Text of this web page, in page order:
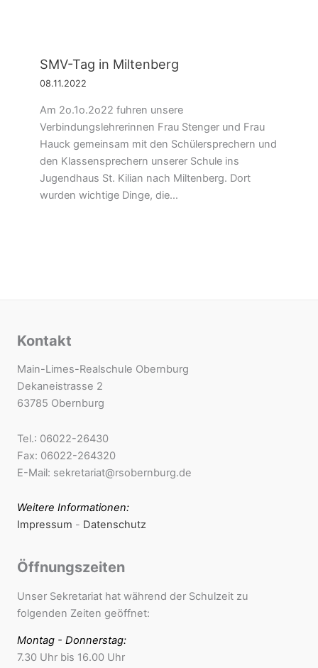
SMV-Tag in Miltenberg
08.11.2022
Am 2o.1o.2o22 fuhren unsere
Verbindungslehrerinnen Frau Stenger und Frau
Hauck gemeinsam mit den Schülersprechern und
den Klassensprechern unserer Schule ins
Jugendhaus St. Kilian nach Miltenberg. Dort
wurden wichtige Dinge, die…
Kontakt
Main-Limes-Realschule Obernburg
Dekaneistrasse 2
63785 Obernburg
Tel.: 06022-26430
Fax: 06022-264320
E-Mail: sekretariat@rsobernburg.de
Weitere Informationen:
Impressum - Datenschutz
Öffnungszeiten
Unser Sekretariat hat während der Schulzeit zu
folgenden Zeiten geöffnet:
Montag - Donnerstag:
7.30 Uhr bis 16.00 Uhr